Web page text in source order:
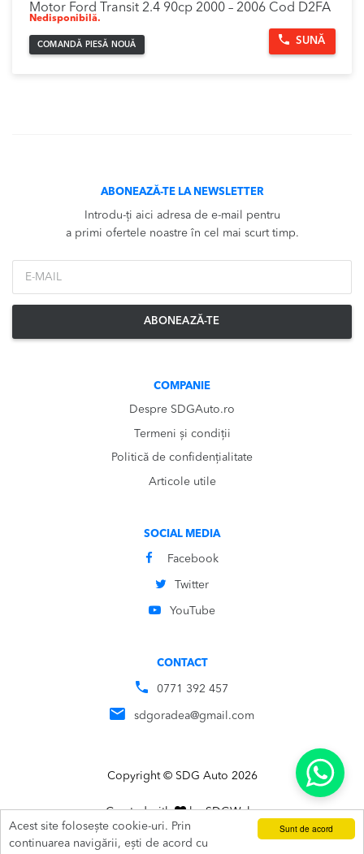
Sunt de acord
Acest site folosește cookie-uri. Prin
continuarea navigării, ești de acord cu
Motor Ford Transit 2.4 90cp 2000 – 2006 Cod D2FA
Nedisponibilă.
COMANDĂ PIESĂ NOUĂ SUNĂ
ABONEAZĂ-TE LA NEWSLETTER
Introdu-ți aici adresa de e-mail pentru
a primi ofertele noastre în cel mai scurt timp.
ABONEAZĂ-TE
COMPANIE
Despre SDGAuto.ro
Termeni și condiții
Politică de confidențialitate
Articole utile
SOCIAL MEDIA
Facebook
Twitter
YouTube
CONTACT
0771 392 457
sdgoradea@gmail.com
Copyright © SDG Auto 2026
Created with bySDGWebs
ADAUGĂ ÎN COȘ